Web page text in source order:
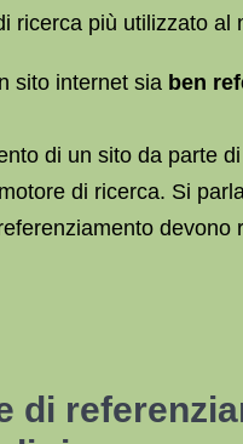
ricerca più utilizzato
sito internet sia ben
di un sito da parte
di ricerca. Si
di